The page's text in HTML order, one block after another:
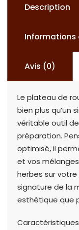
WITCHDescription
Informations
Avis (0)
Le plateau de
bien plus qu’un
véritable outil
préparation.
optimisé, il
et vos
herbes sur votre
signature de la
esthétique que